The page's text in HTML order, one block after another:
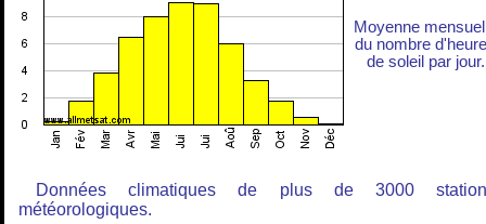
Moyenne
du nombre
de soleil par jour.
Données climatiques de plus de 3000
météorologiques.